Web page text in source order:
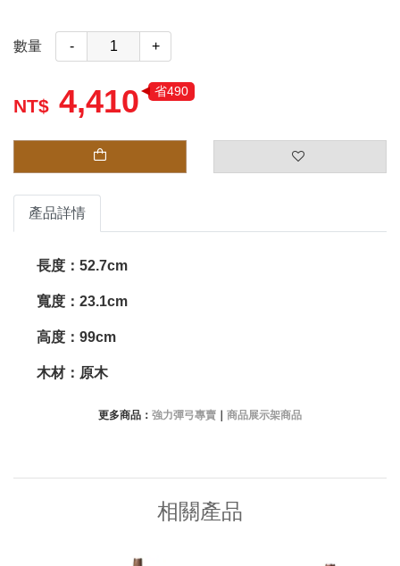
數量 - +
4,410 省490
產品詳情
長度：52.7cm
寬度：23.1cm
高度：99cm
木材：原木
更多商品： 強力彈弓專賣 商品展示架商品
相關產品